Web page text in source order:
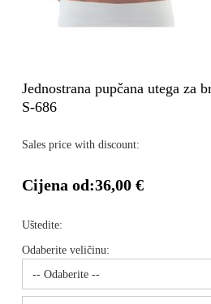
Jednostrana pupčana utega za
S-686
Sales price with discount:
Cijena od:36,00 €
Uštedite:
Odaberite veličinu: